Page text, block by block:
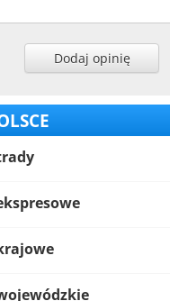
Dodaj opinię